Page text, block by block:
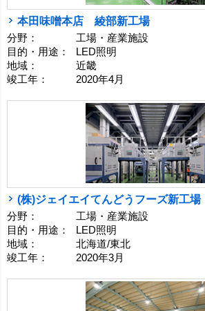
本田味噌本店 綾部新工場
分野：
工場・産業施設
目的・用途：
LED照明
地域：
近畿
竣工年：
2020年4月
(株)ジェイエイてんどうフーズ新工場
分野：
工場・産業施設
目的・用途：
LED照明
地域：
北海道/東北
竣工年：
2020年3月